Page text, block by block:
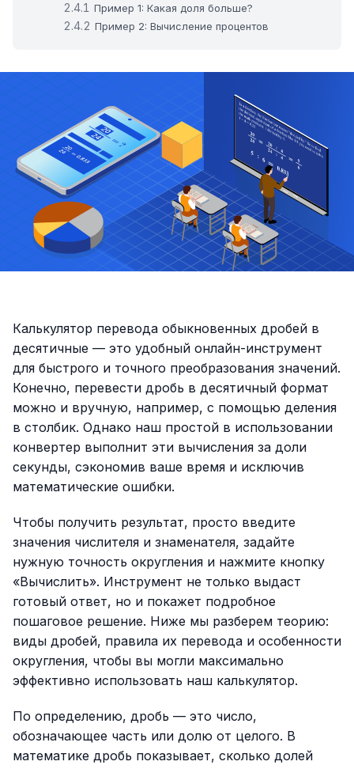
Пример 1: Какая доля больше?
Пример 2: Вычисление процентов
Калькулятор перевода обыкновенных дробей в
десятичные — это удобный онлайн-инструмент
для быстрого и точного преобразования значений.
Конечно, перевести дробь в десятичный формат
можно и вручную, например, с помощью деления
в столбик. Однако наш простой в использовании
конвертер выполнит эти вычисления за доли
секунды, сэкономив ваше время и исключив
математические ошибки.
Чтобы получить результат, просто введите
значения числителя и знаменателя, задайте
нужную точность округления и нажмите кнопку
«Вычислить». Инструмент не только выдаст
готовый ответ, но и покажет подробное
пошаговое решение. Ниже мы разберем теорию:
виды дробей, правила их перевода и особенности
округления, чтобы вы могли максимально
эффективно использовать наш калькулятор.
По определению, дробь — это число,
обозначающее часть или долю от целого. В
математике дробь показывает, сколько долей